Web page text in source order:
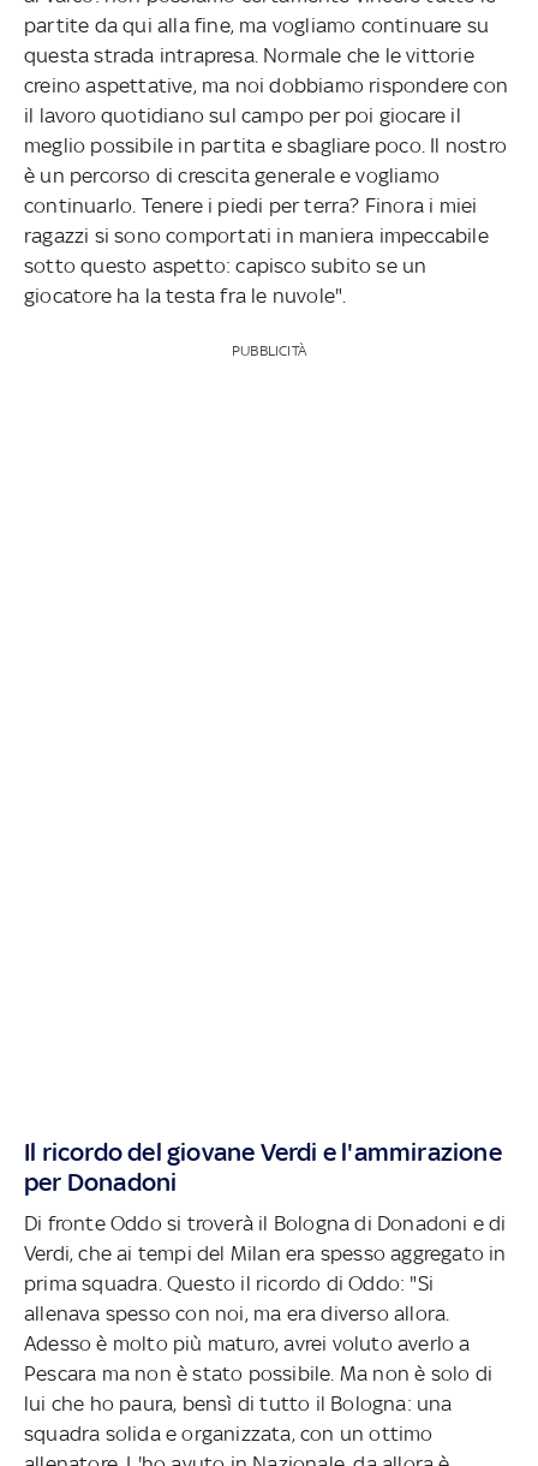
partite da qui alla fine, ma vogliamo continuare su
questa strada intrapresa. Normale che le vittorie
creino aspettative, ma noi dobbiamo rispondere con
il lavoro quotidiano sul campo per poi giocare il
meglio possibile in partita e sbagliare poco. Il nostro
è un percorso di crescita generale e vogliamo
continuarlo. Tenere i piedi per terra? Finora i miei
ragazzi si sono comportati in maniera impeccabile
sotto questo aspetto: capisco subito se un
giocatore ha la testa fra le nuvole".
PUBBLICITÀ
Il ricordo del giovane Verdi e l'ammirazione
per Donadoni
Di fronte Oddo si troverà il Bologna di Donadoni e di
Verdi, che ai tempi del Milan era spesso aggregato in
prima squadra. Questo il ricordo di Oddo: "Si
allenava spesso con noi, ma era diverso allora.
Adesso è molto più maturo, avrei voluto averlo a
Pescara ma non è stato possibile. Ma non è solo di
lui che ho paura, bensì di tutto il Bologna: una
squadra solida e organizzata, con un ottimo